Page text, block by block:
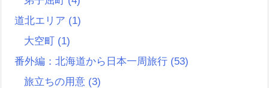
道北エリア (1)
大空町 (1)
番外編：北海道から日本一周旅行 (53)
旅立ちの用意 (3)